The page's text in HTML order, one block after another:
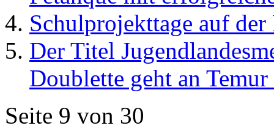
Schulprojekttage auf der
Der Titel
Doublette geht an
Seite 9 von 30